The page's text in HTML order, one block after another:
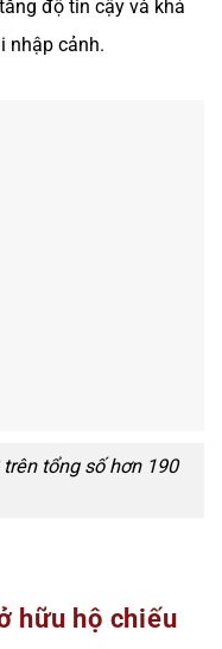
độ tin cậy và khả
nhập cảnh.
tổng số hơn 190
hữu hộ chiếu